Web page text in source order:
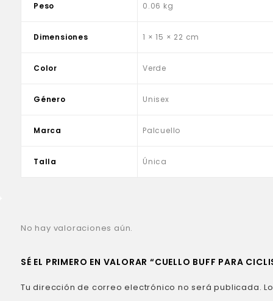
Peso 0.06 kg
Dimensiones 1 × 15 × 22 cm
Color Verde
Género Unisex
Marca Palcuello
Talla Única
No hay valoraciones aún.
SÉ EL PRIMERO EN VALORAR “CUELLO BUFF PARA
Tu dirección de correo electrónico no será publicada.